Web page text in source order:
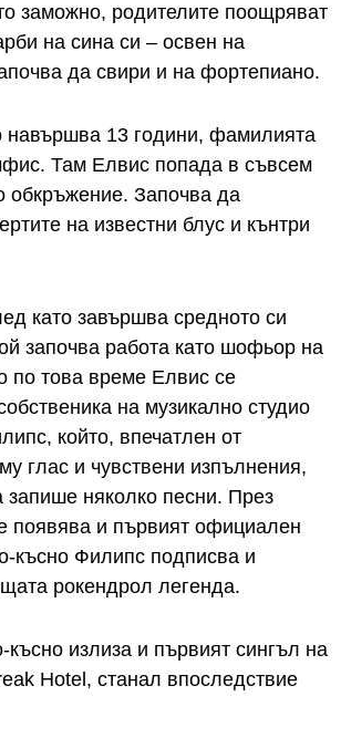
заможно, родителите поощряват
на сина си – освен на
да свири и на фортепиано.
навършва 13 години, фамилията
Там Елвис попада в съвсем
обкръжение. Започва да
на известни блус и кънтри
като завършва средното си
започва работа като шофьор на
по това време Елвис се
на музикално студио
който, впечатлен от
глас и чувствени изпълнения,
запише няколко песни. През
появява и първият официален
късно Филипс подписва и
рокендрол легенда.
късно излиза и първият сингъл на
Hotel, станал впоследствие